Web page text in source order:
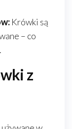
Krówki są
– co
z